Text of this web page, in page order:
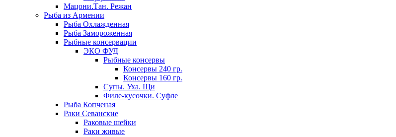
Мацони.Тан. Режан
Рыба из Армении
Рыба Охлажденная
Рыба Замороженная
Рыбные консервации
ЭКО ФУД
Рыбные консервы
Консервы 240 гр.
Консервы 160 гр.
Супы. Уха. Щи
Филе-кусочки. Суфле
Рыба Копченая
Раки Севанские
Раковые шейки
Раки живые